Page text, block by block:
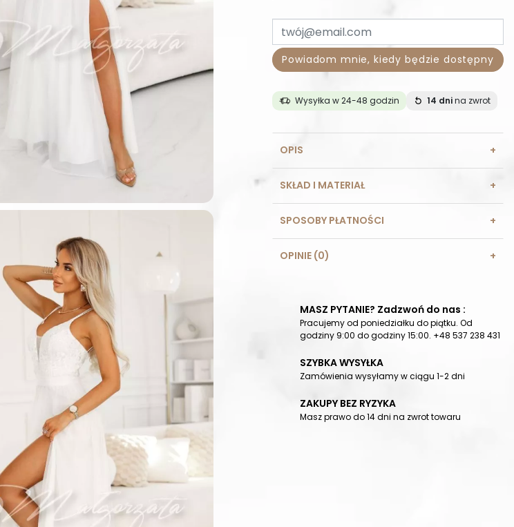
Powiadom mnie, kiedy będzie dostępny
Wysyłka w 24-48 godzin 14 dnina zwrot
OPIS
SKŁAD I MATERIAŁ
SPOSOBY PŁATNOŚCI
OPINIE (0)
MASZ PYTANIE? Zadzwoń do nas :
Pracujemy od poniedziałku do piątku. Od
godziny 9:00 do godziny 15:00. +48 537 238 431
SZYBKA WYSYŁKA
Zamówienia wysyłamy w ciągu 1-2 dni
ZAKUPY BEZ RYZYKA
Masz prawo do 14 dni na zwrot towaru